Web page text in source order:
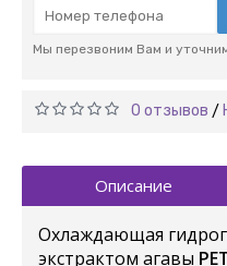
Мы перезвоним Вам и
0 отзывов /
Описание
Охлаждающая
экстрактом агавы